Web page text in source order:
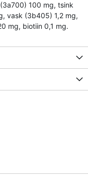
100 mg, tsink
vask (3b405) 1,2 mg,
mg, biotiin 0,1 mg.